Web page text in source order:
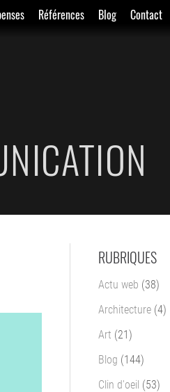
Références Blog Contact
RUBRIQUES
Actu web (38)
Architecture (4)
Art (21)
Blog (144)
Clin d'oeil (53)